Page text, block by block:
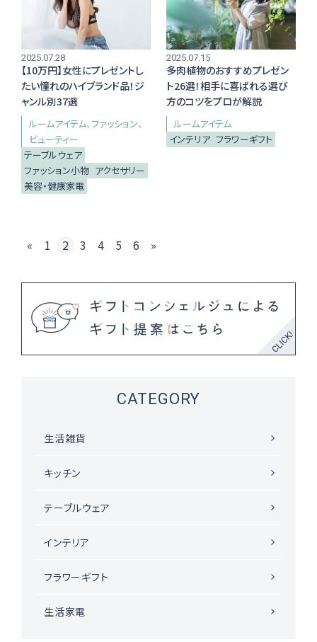
Instagram
2025.07.28
【10万円】女性にプレゼントし
たい憧れのハイブランド品！ジ
ャンル別37選
ルームアイテム ファッション
ビューティー
テーブルウェア
ファッション小物 アクセサリー
美容・健康家電
2025.07.15
多肉植物のおすすめプレゼン
ト26選！相手に喜ばれる選び
方のコツをプロが解説
ルームアイテム
インテリア フラワーギフト
« 1 2 3 4 5 6 »
CATEGORY
生活雑貨
キッチン
テーブルウェア
インテリア
フラワーギフト
生活家電